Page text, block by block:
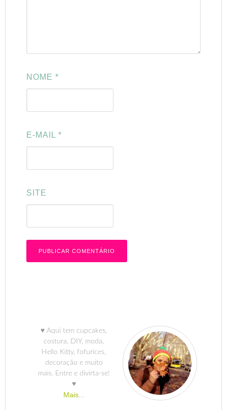
NOME*
E-MAIL*
SITE
♥ Aqui tem cupcakes,
costura, DIY, moda,
Hello Kitty, fofurices,
decoração e muito
mais. Entre e divirta-se!
♥
Mais...